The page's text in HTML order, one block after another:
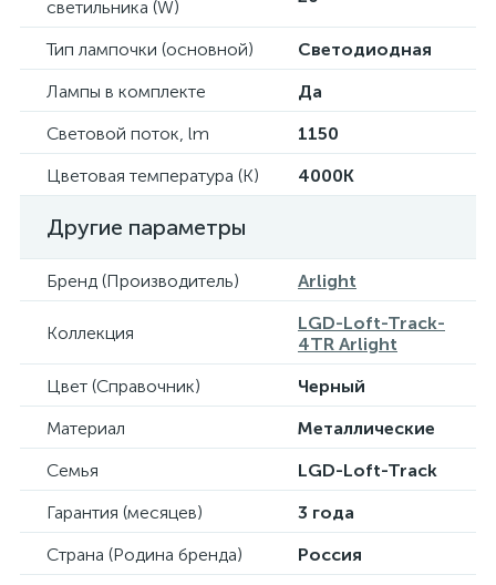
светильника (W)
Тип лампочки (основной)
Светодиодная
Лампы в комплекте
Да
Световой поток, lm
1150
Цветовая температура (К)
4000K
Другие параметры
Бренд (Производитель) Arlight
Коллекция
LGD-Loft-Track-
4TR Arlight
Цвет (Справочник)
Черный
Материал
Металлические
Семья
LGD-Loft-Track
Гарантия (месяцев)
3 года
Страна (Родина бренда)
Россия